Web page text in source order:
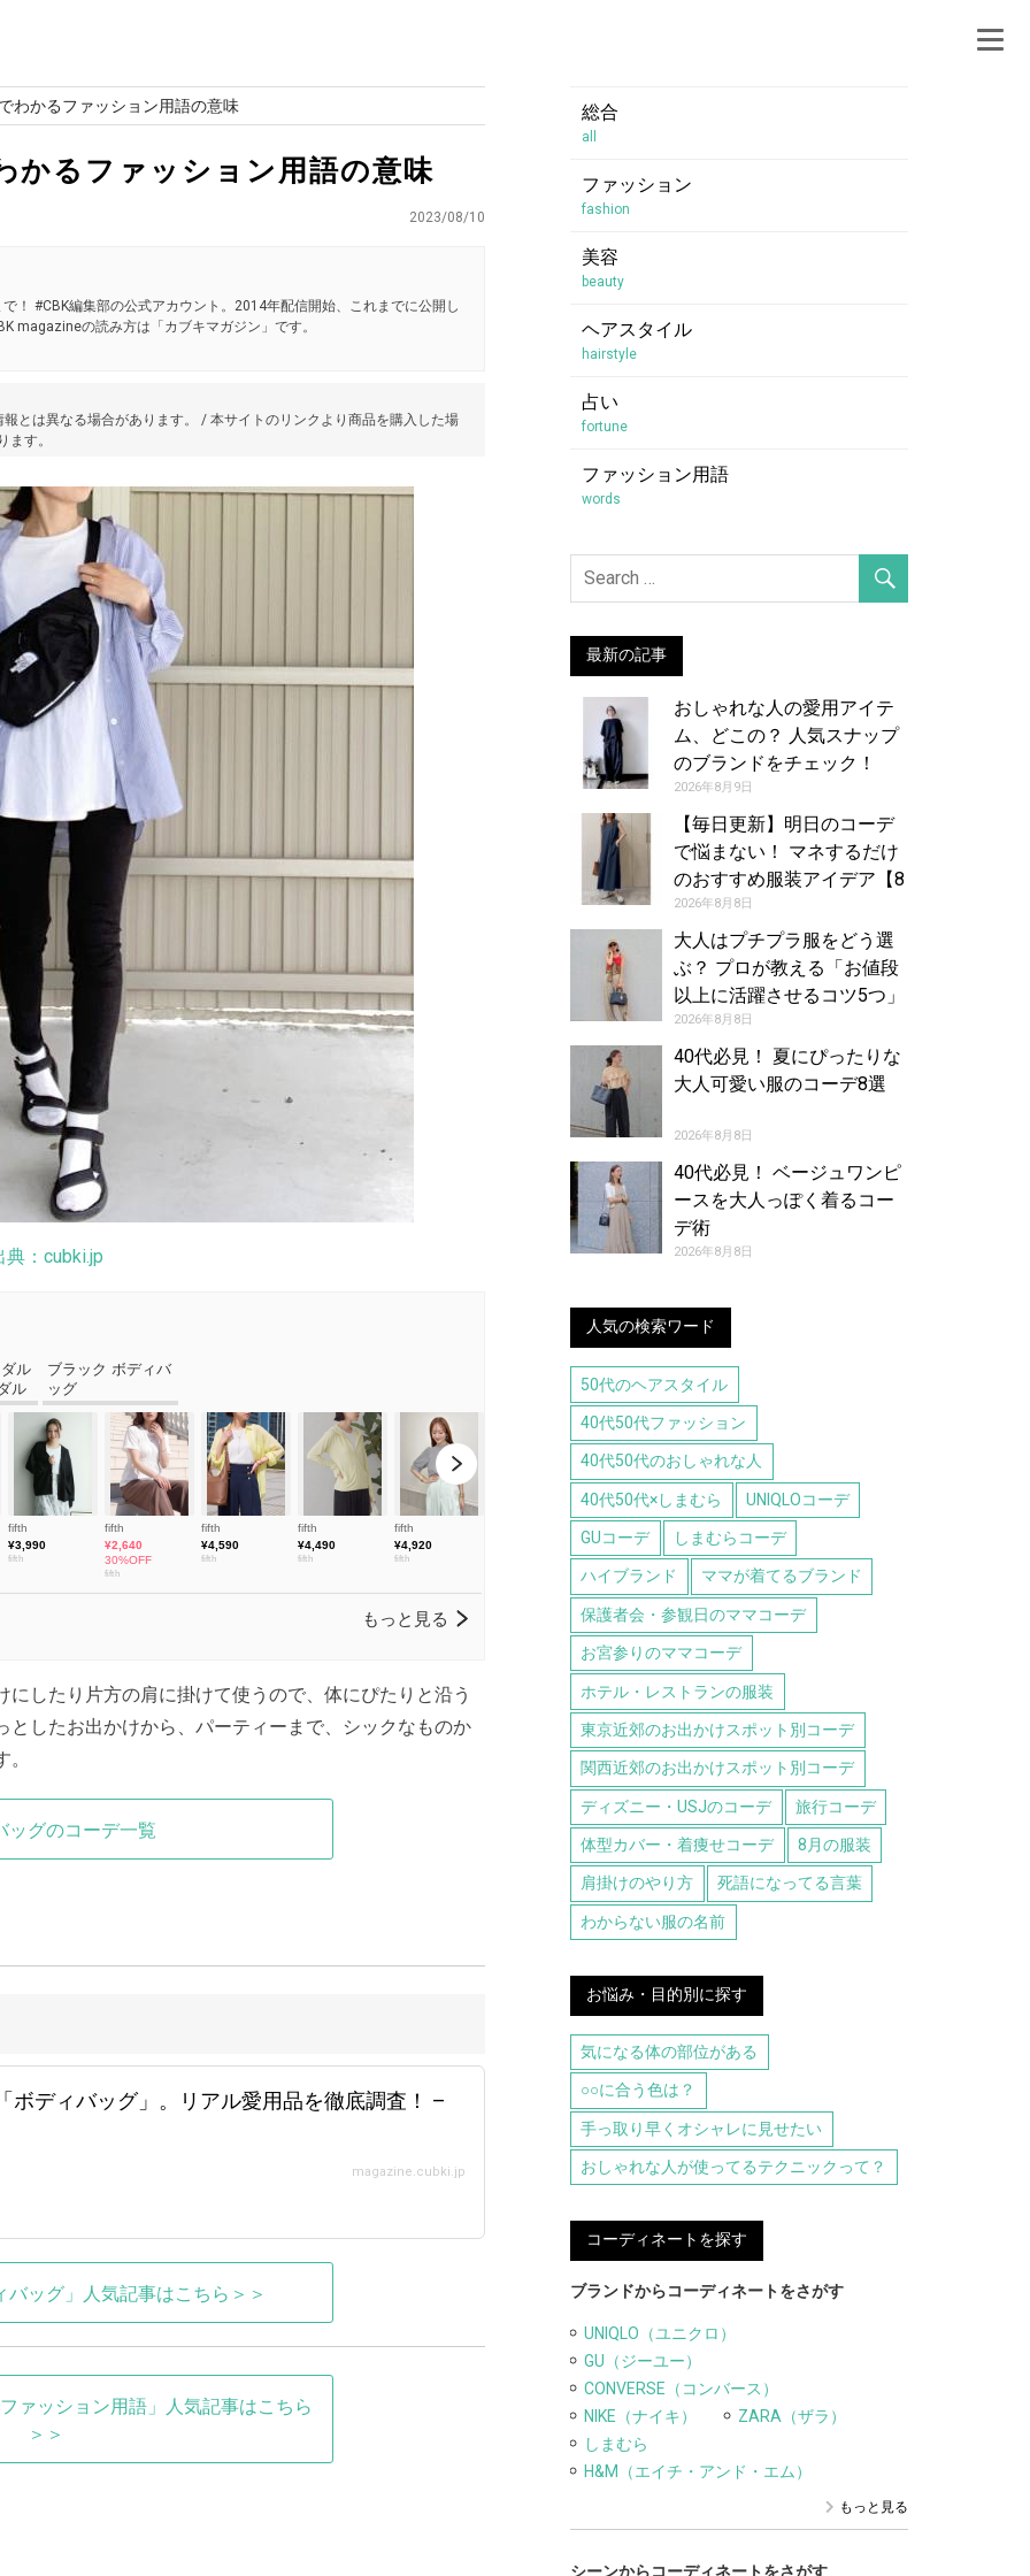
わかるファッション用語の意味
かるファッション用語の意味
2023/08/10
！ #CBK編集部の公式アカウント。2014年配信開始、これまでに公開し
magazineの読み方は「カブキマガジン」です。
とは異なる場合があります。 / 本サイトのリンクより商品を購入した場
す。
典：cubki.jp
したり片方の肩に掛けて使うので、体にぴたりと沿う
したお出かけから、パーティーまで、シックなものか
ッグのコーデ一覧
ボディバッグ」。リアル愛用品を徹底調査！ –
magazine.cubki.jp
ッグ」人気記事はこちら＞＞
ァッション用語」人気記事はこちら
＞＞
総合
all
ファッション
fashion
美容
beauty
ヘアスタイル
hairstyle
占い
fortune
ファッション用語
words
最新の記事
おしゃれな人の愛用アイテ
ム、どこの？ 人気スナップ
のブランドをチェック！
（2026年7月29日号）
2026年8月9日
【毎日更新】明日のコーデ
で悩まない！ マネするだけ
のおすすめ服装アイデア【8
月9日夏】
2026年8月8日
大人はプチプラ服をどう選
ぶ？ プロが教える「お値段
以上に活躍させるコツ5つ」
2026年8月8日
40代必見！ 夏にぴったりな
大人可愛い服のコーデ8選
2026年8月8日
40代必見！ ベージュワンピ
ースを大人っぽく着るコー
デ術
2026年8月8日
人気の検索ワード
50代のヘアスタイル
40代50代ファッション
40代50代のおしゃれな人
40代50代×しまむら UNIQLOコーデ
GUコーデ しまむらコーデ
ハイブランド ママが着てるブランド
保護者会・参観日のママコーデ
お宮参りのママコーデ
ホテル・レストランの服装
東京近郊のお出かけスポット別コーデ
関西近郊のお出かけスポット別コーデ
ディズニー・USJのコーデ 旅行コーデ
体型カバー・着痩せコーデ 8月の服装
肩掛けのやり方 死語になってる言葉
わからない服の名前
お悩み・目的別に探す
気になる体の部位がある
○○に合う色は？
手っ取り早くオシャレに見せたい
おしゃれな人が使ってるテクニックって？
コーディネートを探す
ブランドからコーディネートをさがす
UNIQLO（ユニクロ）
GU（ジーユー）
CONVERSE（コンバース）
NIKE（ナイキ）
ZARA（ザラ）
しまむら
H&M（エイチ・アンド・エム）
もっと見る
シーンからコーディネートをさがす